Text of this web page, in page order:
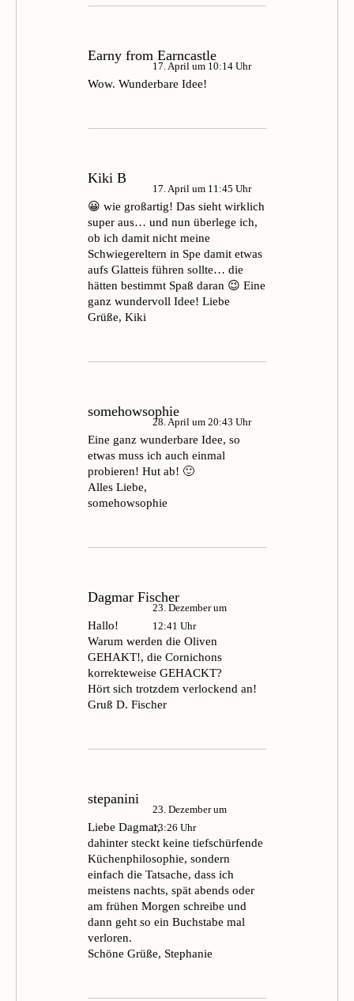
Earny from Earncastle
17. April um 10:14 Uhr
Wow. Wunderbare Idee!
Kiki B
17. April um 11:45 Uhr
😀 wie großartig! Das sieht wirklich
super aus… und nun überlege ich,
ob ich damit nicht meine
Schwiegereltern in Spe damit etwas
aufs Glatteis führen sollte… die
hätten bestimmt Spaß daran 😉 Eine
ganz wundervoll Idee! Liebe
Grüße, Kiki
somehowsophie
28. April um 20:43 Uhr
Eine ganz wunderbare Idee, so
etwas muss ich auch einmal
probieren! Hut ab! 🙂
Alles Liebe,
somehowsophie
Dagmar Fischer
23. Dezember um
12:41 Uhr
Hallo!
Warum werden die Oliven
GEHAKT!, die Cornichons
korrekteweise GEHACKT?
Hört sich trotzdem verlockend an!
Gruß D. Fischer
stepanini
23. Dezember um
13:26 Uhr
Liebe Dagmar,
dahinter steckt keine tiefschürfende
Küchenphilosophie, sondern
einfach die Tatsache, dass ich
meistens nachts, spät abends oder
am frühen Morgen schreibe und
dann geht so ein Buchstabe mal
verloren.
Schöne Grüße, Stephanie